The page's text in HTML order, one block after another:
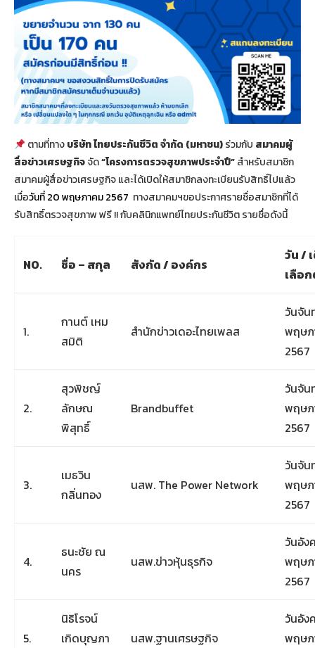
ตามที่ทางบริษัท ไทยประกันชีวิต จำกัด (มหาชน)ร่วมกับ สมาคมผู้
สื่อข่าวเศรษฐกิจจัด“โครงการตรวจสุขภาพประจำปี”สำหรับสมาชิก
สมาคมผู้สื่อข่าวเศรษฐกิจ และได้เปิดให้สมาชิกลงทะเบียนรับสิทธิ์ไปแล้ว
เมื่อวันที่ 20 พฤษภาคม 2567 ทางสมาคมฯขอประกาศรายชื่อสมาชิกที่ได้
รับสิทธิ์ตรวจสุขภาพ ฟรี !! กับคลินิกแพทย์ไทยประกันชีวิต รายชื่อดังนี้
NO. ชื่อ – สกุล สังกัด / องค์กร
วัน /
เลือ
1.
กานต์ เหม
สมิติ
สำนักข่าวเดอะไทยเพลส
วันจัน
พฤษ
2567
2.
สุวพิชญ์
ลักษณ
พิสุทธิ์
Brandbuffet
วันจัน
พฤษ
2567
3.
เมธวิน
กลิ่นทอง
นสพ. The Power Network
วันจัน
พฤษ
2567
4.
ธนะชัย ณ
นคร
นสพ.ข่าวหุ้นธุรกิจ
วันอัง
พฤษ
2567
5.
นิธิโรจน์
เกิดบุญภา
นสพ.ฐานเศรษฐกิจ
วันอัง
พฤษ